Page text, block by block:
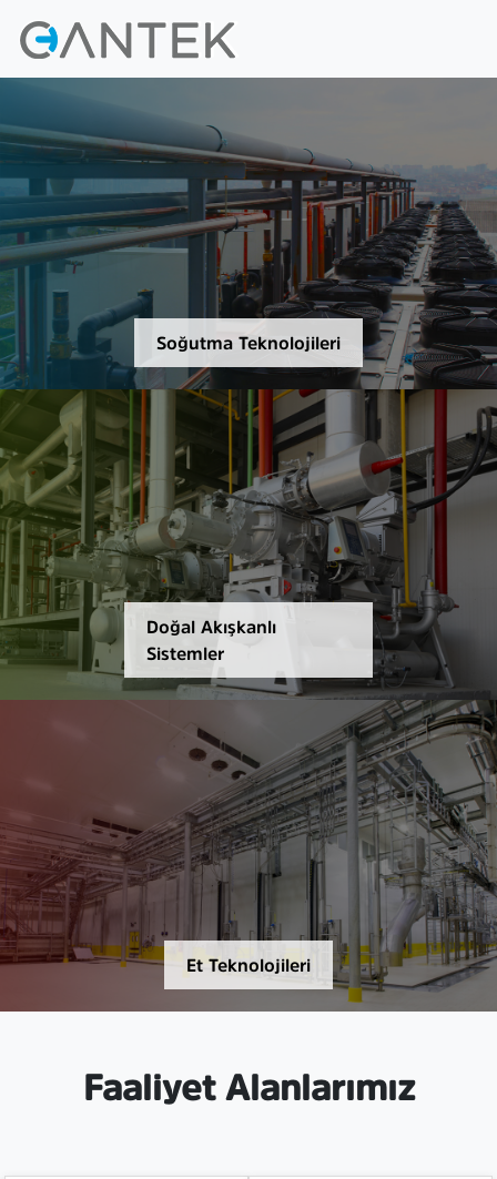
Soğutma Teknolojileri
Doğal Akışkanlı
Sistemler
Et Teknolojileri
Faaliyet Alanlarımız